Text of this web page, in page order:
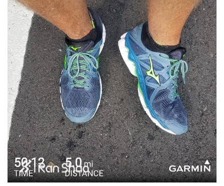
装
备
训
练
视
频
用
户
精
选